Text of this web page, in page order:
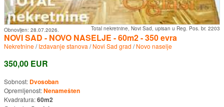
Total nekretnine, Novi Sad, upisan u Reg. Pos. br. 2203
Obnovljen: 28.07.2026.
NOVI SAD - NOVO NASELJE - 60m2 - 350 evra
Nekretnine/Izdavanje stanova /Novi Sad grad /Novo naselje
350,00 EUR
Sobnost: Dvosoban
Opremljenost:Nenamešten
Kvadratura:60m2